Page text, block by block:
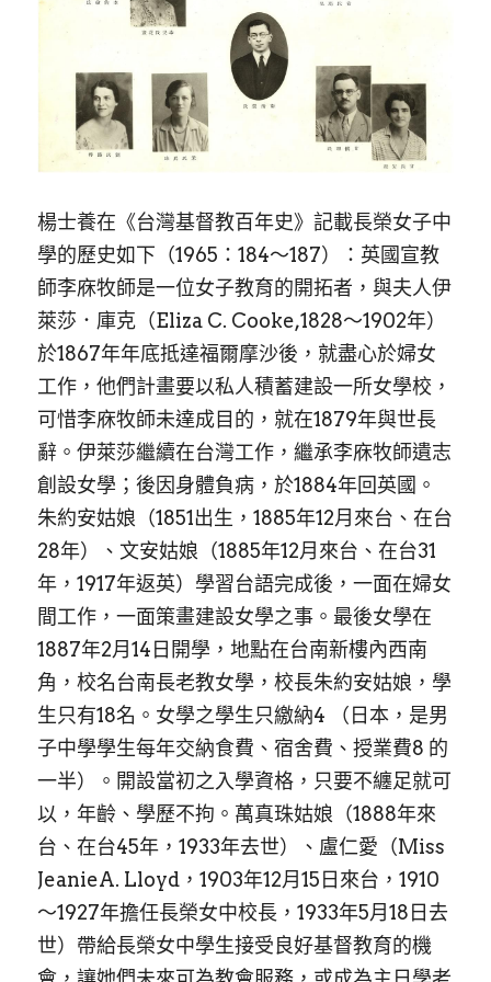
楊士養在《台灣基督教百年史》記載長榮女子中
學的歷史如下（1965：184～187）：英國宣教
師李庥牧師是一位女子教育的開拓者，與夫人伊
萊莎．庫克（Eliza C. Cooke,1828～1902年）
於1867年年底抵達福爾摩沙後，就盡心於婦女
工作，他們計畫要以私人積蓄建設一所女學校，
可惜李庥牧師未達成目的，就在1879年與世長
辭。伊萊莎繼續在台灣工作，繼承李庥牧師遺志
創設女學；後因身體負病，於1884年回英國。
朱約安姑娘（1851出生，1885年12月來台、在台
28年）、文安姑娘（1885年12月來台、在台31
年，1917年返英）學習台語完成後，一面在婦女
間工作，一面策畫建設女學之事。最後女學在
1887年2月14日開學，地點在台南新樓內西南
角，校名台南長老教女學，校長朱約安姑娘，學
生只有18名。女學之學生只繳納4 （日本，是男
子中學學生每年交納食費、宿舍費、授業費8 的
一半）。開設當初之入學資格，只要不纏足就可
以，年齡、學歷不拘。萬真珠姑娘（1888年來
台、在台45年，1933年去世）、盧仁愛（Miss
JeanieA. Lloyd，1903年12月15日來台，1910
～1927年擔任長榮女中校長，1933年5月18日去
世）帶給長榮女中學生接受良好基督教育的機